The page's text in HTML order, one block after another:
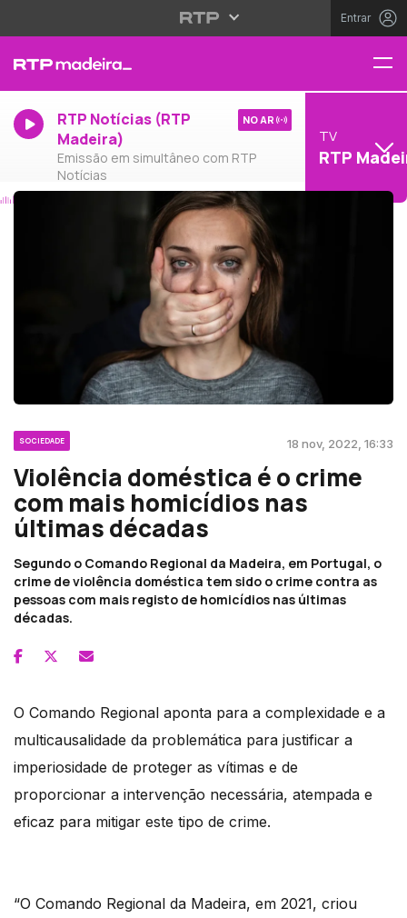
Entrar
RTP Notícias (RTP
Madeira)
Emissão em simultâneo com RTP
Notícias
NO AR
TV
RTP
SOCIEDADE 18 nov, 2022, 16:33
Violência doméstica é o crime
com mais homicídios nas
últimas décadas
Segundo o Comando Regional da Madeira, em Portugal, o
crime de violência doméstica tem sido o crime contra as
pessoas com mais registo de homicídios nas últimas
décadas.
O Comando Regional aponta para a complexidade e a
multicausalidade da problemática para justificar a
imperiosidade de proteger as vítimas e de
proporcionar a intervenção necessária, atempada e
eficaz para mitigar este tipo de crime.
“O Comando Regional da Madeira, em 2021, criou